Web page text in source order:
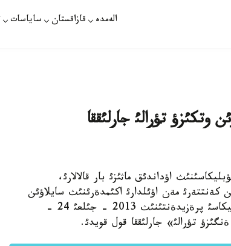
الەمدە قازاقستان ساياسات
وتكئزؤ تؤرالئ جارلئققا
اؤداندئق ماثئزئ بار قالالارئ،
كةنتتةرئ مةن اؤئلدارئ اكئمدةرئنئث سايلاؤئن
وتكئزؤدئث كةيبئر ماسةلةلةرئ تؤرالئ» قازاقستان رةسپؤبليكاسئ پرةزيدةنتئنئث 2013 - جئلعئ 24 -